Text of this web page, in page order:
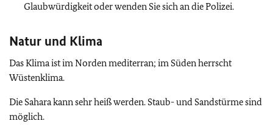
Glaubwürdigkeit oder wenden Sie sich an die Polizei.
Natur und Klima
Das Klima ist im Norden mediterran; im Süden herrscht
Wüstenklima.
Die Sahara kann sehr heiß werden. Staub- und Sandstürme sind
möglich.